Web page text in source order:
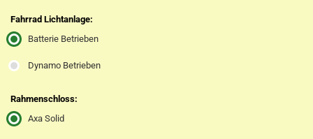
Fahrrad Lichtanlage:
Batterie Betrieben
Dynamo Betrieben
Rahmenschloss:
Axa Solid